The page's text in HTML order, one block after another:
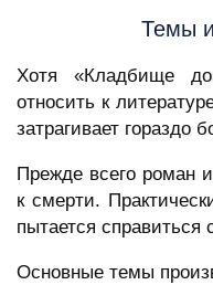
Темы
Хотя «Кладбище
относить к
затрагивает гораздо
Прежде всего роман
к смерти.
пытается справиться
Основные темы